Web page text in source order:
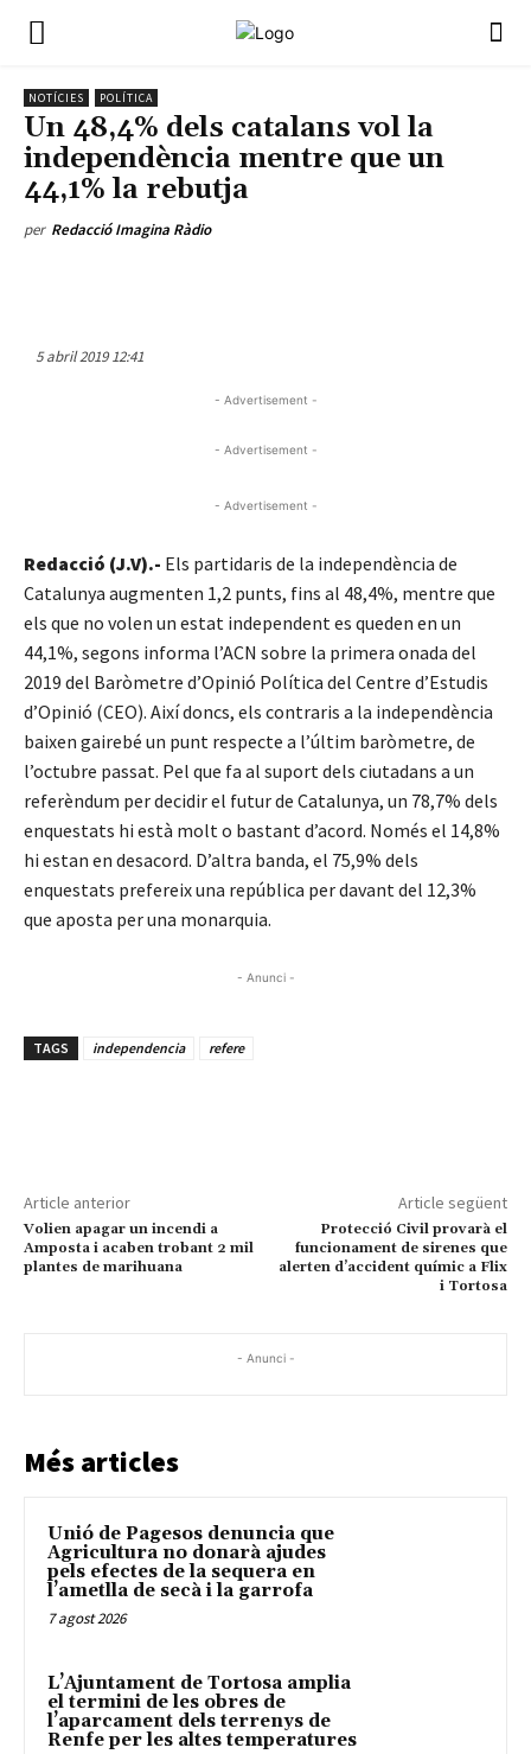
NOTÍCIES POLÍTICA
Un 48,4% dels catalans vol la
independència mentre que un
44,1% la rebutja
per Redacció Imagina Ràdio
5 abril 2019 12:41
- Advertisement -
- Advertisement -
- Advertisement -
Redacció (J.V).- Els partidaris de la independència de
Catalunya augmenten 1,2 punts, fins al 48,4%, mentre que
els que no volen un estat independent es queden en un
44,1%, segons informa l’ACN sobre la primera onada del
2019 del Baròmetre d’Opinió Política del Centre d’Estudis
d’Opinió (CEO). Així doncs, els contraris a la independència
baixen gairebé un punt respecte a l’últim baròmetre, de
l’octubre passat. Pel que fa al suport dels ciutadans a un
referèndum per decidir el futur de Catalunya, un 78,7% dels
enquestats hi està molt o bastant d’acord. Només el 14,8%
hi estan en desacord. D’altra banda, el 75,9% dels
enquestats prefereix una república per davant del 12,3%
que aposta per una monarquia.
- Anunci -
TAGS independencia refere
Article anterior
Volien apagar un incendi a
Amposta i acaben trobant 2 mil
plantes de marihuana
Article següent
Protecció Civil provarà el
funcionament de sirenes que
alerten d’accident químic a Flix
i Tortosa
- Anunci -
Més articles
Unió de Pagesos denuncia que
Agricultura no donarà ajudes
pels efectes de la sequera en
l’ametlla de secà i la garrofa
7 agost 2026
L’Ajuntament de Tortosa amplia
el termini de les obres de
l’aparcament dels terrenys de
Renfe per les altes temperatures